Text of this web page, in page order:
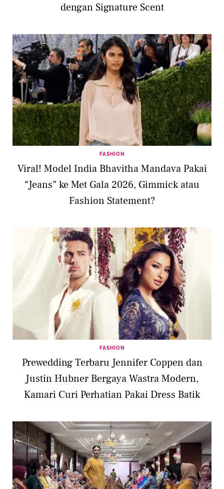
dengan Signature Scent
FASHION
Viral! Model India Bhavitha Mandava Pakai
“Jeans” ke Met Gala 2026, Gimmick atau
Fashion Statement?
FASHION
Prewedding Terbaru Jennifer Coppen dan
Justin Hubner Bergaya Wastra Modern,
Kamari Curi Perhatian Pakai Dress Batik